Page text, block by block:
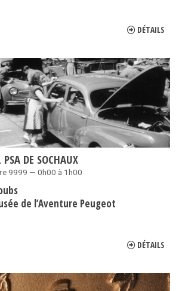
DÉTAILS
DE SOCHAUX
9999 — 0h00 à 1h00
de l’Aventure Peugeot
DÉTAILS